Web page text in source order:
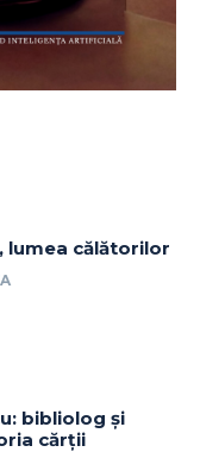
lumea călătorilor
bibliolog și
cărții